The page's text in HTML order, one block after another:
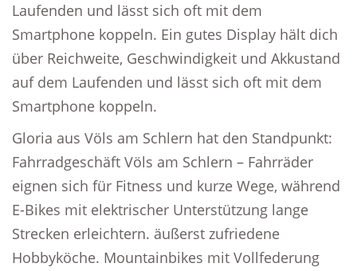
Laufenden und lässt sich oft mit dem
Smartphone koppeln. Ein gutes Display hält dich
über Reichweite, Geschwindigkeit und Akkustand
auf dem Laufenden und lässt sich oft mit dem
Smartphone koppeln.
Gloria aus Völs am Schlern hat den Standpunkt:
Fahrradgeschäft Völs am Schlern – Fahrräder
eignen sich für Fitness und kurze Wege, während
E-Bikes mit elektrischer Unterstützung lange
Strecken erleichtern. äußerst zufriedene
Hobbyköche. Mountainbikes mit Vollfederung